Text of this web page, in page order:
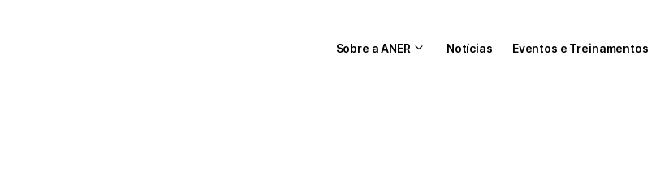
Sobre a ANER Notícias Eventos e Treinamentos